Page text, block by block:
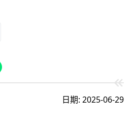
日期: 2025-06-29